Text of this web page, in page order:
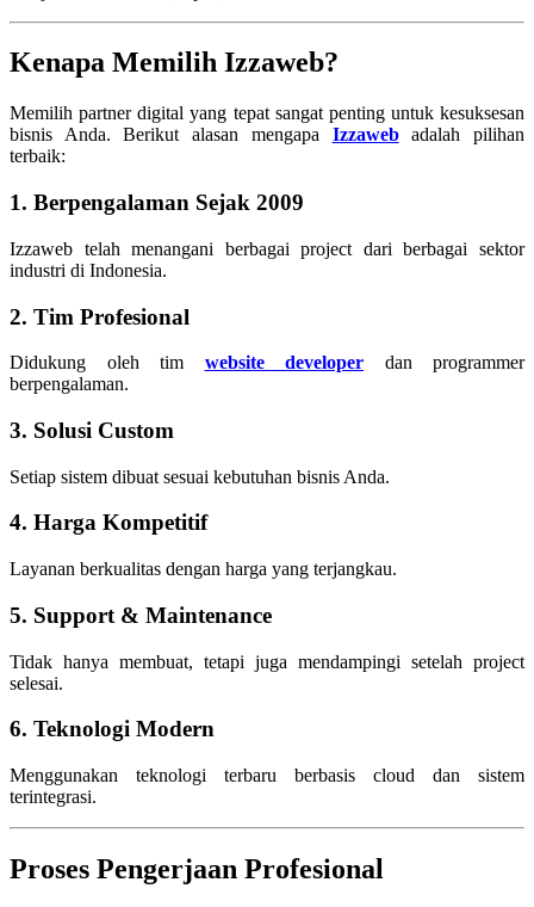
Kenapa Memilih Izzaweb?
Memilih partner digital yang tepat sangat penting untuk kesuksesan
bisnis Anda. Berikut alasan mengapa Izzawebadalah pilihan
terbaik:
1. Berpengalaman Sejak 2009
Izzaweb telah menangani berbagai project dari berbagai sektor
industri di Indonesia.
2. Tim Profesional
Didukung oleh tim website developer dan programmer
berpengalaman.
3. Solusi Custom
Setiap sistem dibuat sesuai kebutuhan bisnis Anda.
4. Harga Kompetitif
Layanan berkualitas dengan harga yang terjangkau.
5. Support & Maintenance
Tidak hanya membuat, tetapi juga mendampingi setelah project
selesai.
6. Teknologi Modern
Menggunakan teknologi terbaru berbasis cloud dan sistem
terintegrasi.
Proses Pengerjaan Profesional